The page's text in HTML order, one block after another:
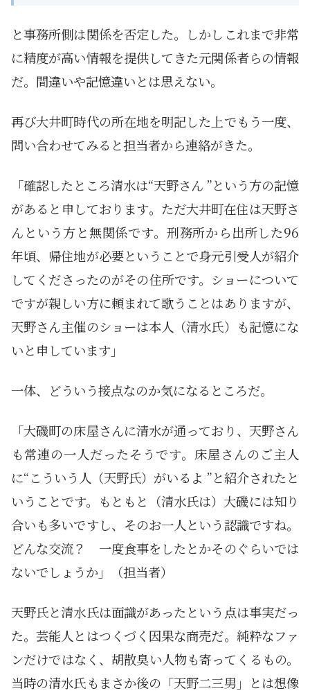
と事務所側は関係を否定した。しかしこれまで非常
に精度が高い情報を提供してきた元関係者らの情報
だ。間違いや記憶違いとは思えない。
再び大井町時代の所在地を明記した上でもう一度、
問い合わせてみると担当者から連絡がきた。
「確認したところ清水は“天野さん ”という方の記憶
があると申しております。ただ大井町在住は天野さ
んという方と無関係です。刑務所から出所した96
年頃、帰住地が必要ということで身元引受人が紹介
してくださったのがその住所です。ショーについて
ですが親しい方に頼まれて歌うことはありますが、
天野さん主催のショーは本人（清水氏）も記憶にな
いと申しています」
一体、どういう接点なのか気になるところだ。
「大磯町の床屋さんに清水が通っており、天野さん
も常連の一人だったそうです。床屋さんのご主人
に“こういう人（天野氏）がいるよ ”と紹介されたと
いうことです。もともと（清水氏は）大磯には知り
合いも多いですし、そのお一人という認識ですね。
どんな交流？ 一度食事をしたとかそのぐらいでは
ないでしょうか」（担当者）
天野氏と清水氏は面識があったという点は事実だっ
た。芸能人とはつくづく因果な商売だ。純粋なファ
ンだけではなく、胡散臭い人物も寄ってくるもの。
当時の清水氏もまさか後の「天野二三男」とは想像